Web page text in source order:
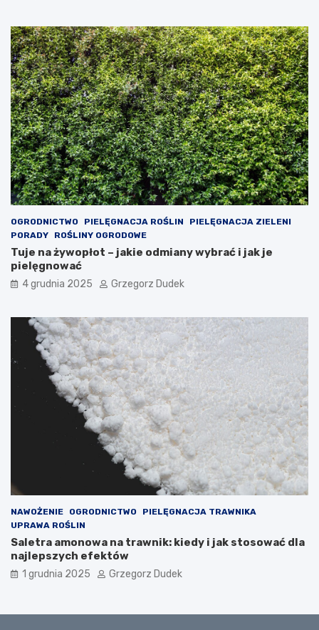
l
e
r
g
i
i
u
d
z
i
e
c
i
j
e
n
a
w
ł
a
s
n
ą
r
ę
k
ę
OGRODNICTWO PIELĘGNACJA ROŚLIN
PIELĘGNACJA ZIELENI
PORADY
ROŚLINY OGRODOWE
Tuje na żywopłot – jakie odmiany wybrać i jak je
pielęgnować
4 grudnia 2025 Grzegorz Dudek
NAWOŻENIE OGRODNICTWO
PIELĘGNACJA TRAWNIKA
UPRAWA ROŚLIN
Saletra amonowa na trawnik: kiedy i jak stosować dla
najlepszych efektów
1 grudnia 2025 Grzegorz Dudek